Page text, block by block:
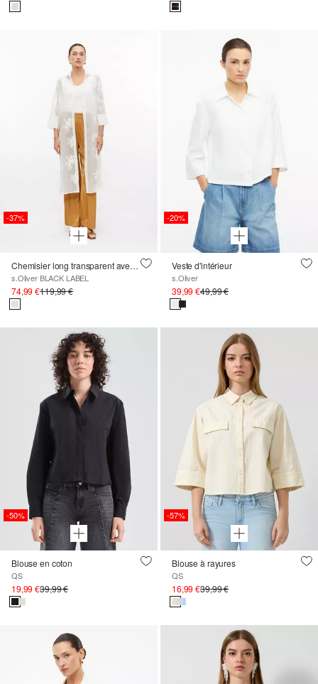
-37%
Chemisier long transparent avec broderies
s.Oliver BLACK LABEL
74,99 €119,99 €
-20%
Veste d'intérieur
s.Oliver
39,99 €49,99 €
-50%
Blouse en coton
QS
19,99 €39,99 €
-57%
Blouse à rayures
QS
16,99 €39,99 €